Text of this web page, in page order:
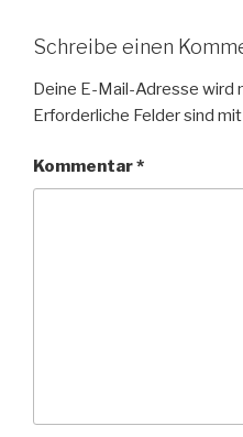
Schreibe einen
Deine E-Mail-Adresse wird
Erforderliche Felder sind mit
Kommentar*